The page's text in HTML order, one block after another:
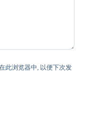
此浏览器中, 以便下次发